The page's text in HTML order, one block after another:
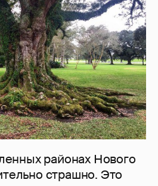
районах Нового
страшно. Это